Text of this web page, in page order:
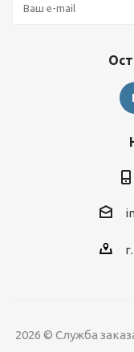
2026 © Служба